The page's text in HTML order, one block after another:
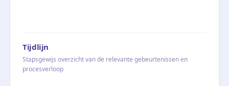
Tijdlijn
Stapsgewijs overzicht van de relevante gebeurtenissen en
procesverloop